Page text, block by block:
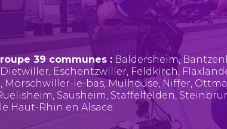
39 communes : Baldersheim,
Dietwiller, Eschentzwiller, Feldkirch,
, Morschwiller-le-bas,Mulhouse, Niffer,
, Sausheim, Staffelfelden,
Haut-Rhin en Alsace.